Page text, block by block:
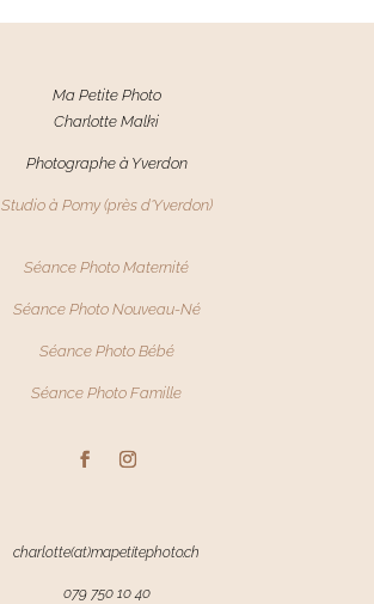
Ma Petite Photo
Charlotte Malki
Photographe à Yverdon
Studio à Pomy (près d'Yverdon)
Séance Photo Maternité
Séance Photo Nouveau-Né
Séance PhotoBébé
Séance Photo Famille
charlotte(at)mapetitephoto.ch
079 750 10 40